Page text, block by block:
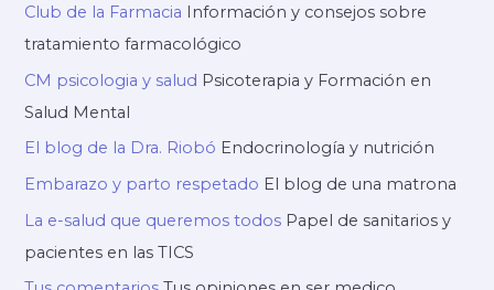
Club de la Farmacia Información y consejos sobre
tratamiento farmacológico
CM psicologia y salud Psicoterapia y Formación en
Salud Mental
El blog de la Dra. Riobó Endocrinología y nutrición
Embarazo y parto respetado El blog de una matrona
La e-salud que queremos todos Papel de sanitarios y
pacientes en las TICS